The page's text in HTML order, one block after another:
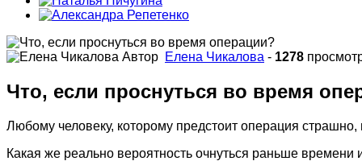
Автор Елена Чикалова - 1278
Что, если проснуться во время
Любому человеку, которому предстоит операция
Какая же реально вероятность очнуться раньше времени